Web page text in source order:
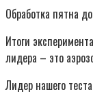
Обработка пятна
Итоги
лидера – это
Лидер нашего